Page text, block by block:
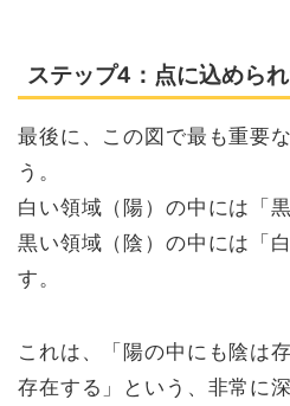
ステップ4：点に込めら
最後に、この図で最も重要
う。
白い領域（陽）の中には「
黒い領域（陰）の中には「
す。
これは、「陽の中にも陰は
存在する」という、非常に